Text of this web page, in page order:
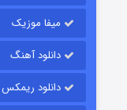
میفا موزیک
دانلود آهنگ
دانلود ریمکس